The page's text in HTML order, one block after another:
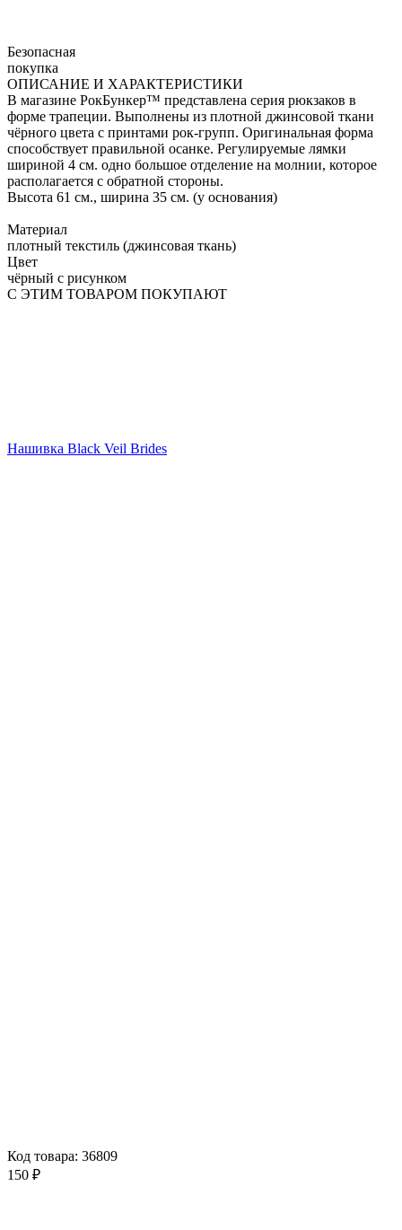
Безопасная
покупка
ОПИСАНИЕ И ХАРАКТЕРИСТИКИ
В магазине РокБункер™ представлена серия рюкзаков в
форме трапеции. Выполнены из плотной джинсовой ткани
чёрного цвета с принтами рок-групп. Оригинальная форма
способствует правильной осанке. Регулируемые лямки
шириной 4 см. одно большое отделение на молнии, которое
располагается с обратной стороны.
Высота 61 см., ширина 35 см. (у основания)
Материал
плотный текстиль (джинсовая ткань)
Цвет
чёрный с рисунком
С ЭТИМ ТОВАРОМ ПОКУПАЮТ
Нашивка Black Veil Brides
Код товара: 36809
150 ₽